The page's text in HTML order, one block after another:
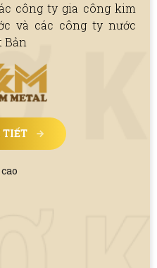
công ty gia công kim
và các công ty nước
Bản
TIẾT